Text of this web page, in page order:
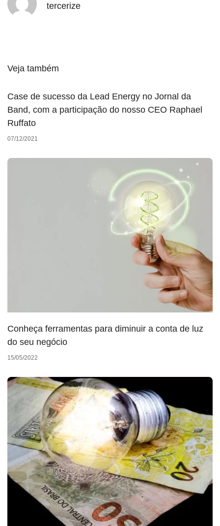
tercerize
Veja também
Case de sucesso da Lead Energy no Jornal da
Band, com a participação do nosso CEO Raphael
Ruffato
07/12/2021
Conheça ferramentas para diminuir a conta de luz
do seu negócio
15/05/2022